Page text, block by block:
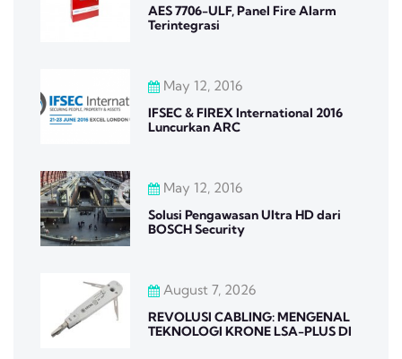
AES 7706-ULF, Panel Fire Alarm
Terintegrasi
May 12, 2016
IFSEC & FIREX International 2016
Luncurkan ARC
May 12, 2016
Solusi Pengawasan Ultra HD dari
BOSCH Security
August 7, 2026
REVOLUSI CABLING: MENGENAL
TEKNOLOGI KRONE LSA-PLUS DI